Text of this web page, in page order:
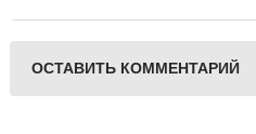
Лойе
ОСТАВИТЬ КОММЕНТАРИЙ